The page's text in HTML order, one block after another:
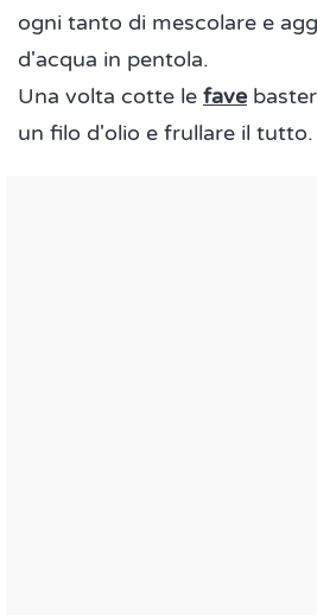
ogni tanto di mescolare e
d'acqua in pentola.
Una volta cotte le fave
un filo d'olio e frullare il tutto.